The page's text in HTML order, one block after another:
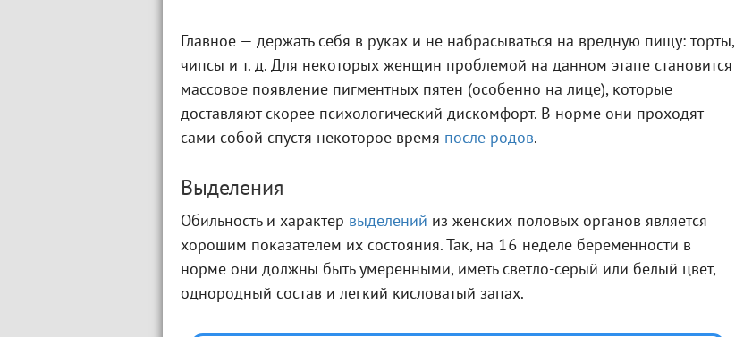
Главное — держать себя в руках и не набрасываться на вредную пищу: торты,
чипсы и т. д. Для некоторых женщин проблемой на данном этапе становится
массовое появление пигментных пятен (особенно на лице), которые
доставляют скорее психологический дискомфорт. В норме они проходят
сами собой спустя некоторое время после родов.
Выделения
Обильность и характер выделений из женских половых органов является
хорошим показателем их состояния. Так, на 16 неделе беременности в
норме они должны быть умеренными, иметь светло-серый или белый цвет,
однородный состав и легкий кисловатый запах.